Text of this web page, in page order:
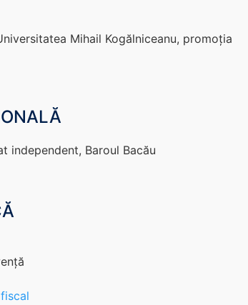
Mihail Kogălniceanu, promoția
independent, Baroul Bacău